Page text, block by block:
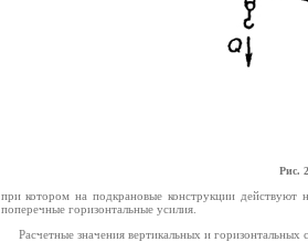
Рис.
при котором на подкрановые конструкции действуют
поперечные горизонтальные усилия.
Расчетные значения вертикальных и